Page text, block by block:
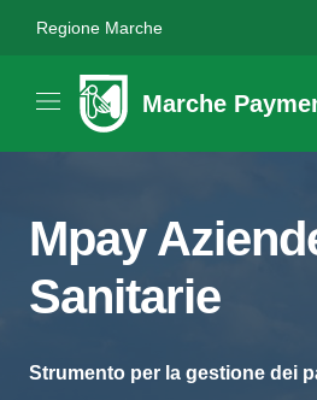
Regione Marche
Marche
Mpay
Sanitarie
Strumento per la gestione dei